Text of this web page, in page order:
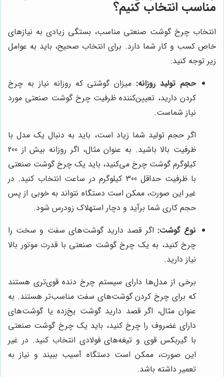
مناسب انتخاب کنیم؟
انتخاب چرخ گوشت صنعتی مناسب، بستگی زیادی به نیازهای
خاص کسب و کار شما دارد. برای انتخاب صحیح، باید به عوامل
زیر توجه کنید:
حجم تولید روزانه: میزان گوشتی که روزانه نیاز به چرخ
کردن دارید، تعیین‌کننده ظرفیت چرخ گوشت صنعتی مورد
نیاز شماست.
اگر حجم تولید شما زیاد است، باید به دنبال یک مدل با
ظرفیت بالا باشید. به عنوان مثال، اگر روزانه بیش از 200
کیلوگرم گوشت چرخ می‌کنید، باید یک چرخ گوشت صنعتی
با ظرفیت حداقل 300 کیلوگرم در ساعت انتخاب کنید. در
غیر این صورت، ممکن است دستگاه نتواند به خوبی از پس
حجم کاری شما برآید و دچار استهلاک زودرس شود.
نوع گوشت: اگر قصد دارید گوشت‌های سفت و سخت را
چرخ کنید، به یک چرخ گوشت صنعتی با قدرت موتور بالا
نیاز دارید.
برخی از مدل‌ها دارای سیستم چرخ دنده قوی‌تری هستند
که برای چرخ کردن گوشت‌های سفت مناسب‌تر هستند. به
عنوان مثال، اگر قصد دارید گوشت یخ‌زده یا گوشت‌های
دارای غضروف را چرخ کنید، باید یک چرخ گوشت صنعتی
با گیربکس قوی و تیغه‌های فولادی انتخاب کنید. در غیر
این صورت، ممکن است دستگاه آسیب ببیند و نیاز به
تعمیر داشته باشد.